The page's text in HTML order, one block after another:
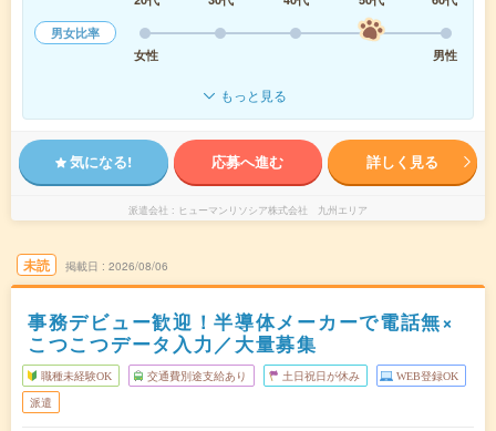
男女比率
女性
男性
もっと見る
気になる! 応募へ進む 詳しく見る
派遣会社 ヒューマンリソシア株式会社 九州エリア
未読 掲載日 2026/08/06
事務デビュー歓迎！半導体メーカーで電話無×
こつこつデータ入力／大量募集
職種未経験OK 交通費別途支給あり 土日祝日が休み WEB登録OK
派遣